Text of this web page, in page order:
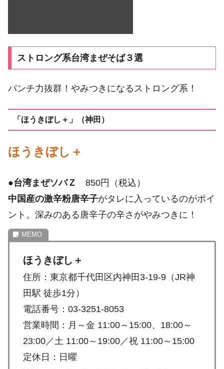
ストロング系台湾まぜそば３選
パンチ力抜群！やみつきになるストロング系！
「ほうきぼし＋」（神田）
ほうきぼし＋
●台湾まぜソバＺ
850円（税込）
中国産の激辛粉唐辛子がタレに入っているのがポイ
ント。深みのある唐辛子の辛さがやみつきに！
ほうきぼし＋
住所：東京都千代田区内神田3-19-9（JR神
田駅 徒歩1分）
電話番号：03-3251-8053
営業時間：月～金 11:00～15:00、18:00～
23:00／土 11:00～19:00／祝 11:00～15:00
定休日：日曜